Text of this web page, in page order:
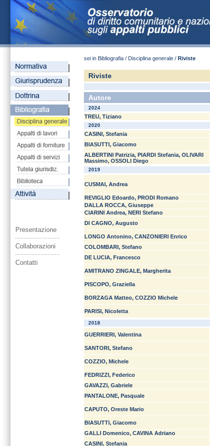
Presentazione
Collaborazioni
Contatti
sei in Bibliografia / Disciplina generale / Riviste
Riviste
Autore
2024
TREU, Tiziano
2020
CASINI, Stefania
BIASUTTI, Giacomo
ALBERTINI Patrizia, PIARDI Stefania, OLIVARI
Massimo, OSSOLI Diego
2019
CUSMAI, Andrea
REVIGLIO Edoardo, PRODI Romano
DALLA ROCCA, Giuseppe
CIARINI Andrea, NERI Stefano
DI CAGNO, Augusto
LONGO Antonino, CANZONIERI Enrico
COLOMBARI, Stefano
DE LUCIA, Francesco
AMITRANO ZINGALE, Margherita
PISCOPO, Graziella
BORZAGA Matteo, COZZIO Michele
PARISI, Nicoletta
2018
GUERRIERI, Valentina
SANTORI, Stefano
COZZIO, Michele
FEDRIZZI, Federico
GAVAZZI, Gabriele
PANTALONE, Pasquale
CAPUTO, Oreste Mario
BIASUTTI, Giacomo
GALLI Domenico, CAVINA Adriano
CASINI, Stefania